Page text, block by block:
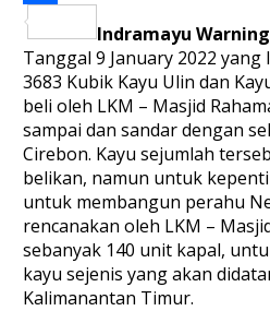
Share
Indramayu
Tanggal 9 January 2022 yang
3683 Kubik Kayu Ulin dan
beli oleh LKM – Masjid
sampai dan sandar dengan
Cirebon. Kayu sejumlah
belikan, namun untuk
untuk membangun perahu
rencanakan oleh LKM –
sebanyak 140 unit kapal,
kayu sejenis yang akan
Kalimanantan Timur.